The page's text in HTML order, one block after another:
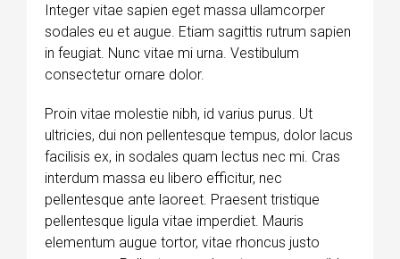
Integer vitae sapien eget massa ullamcorper
sodales eu et augue. Etiam sagittis rutrum sapien
in feugiat. Nunc vitae mi urna. Vestibulum
consectetur ornare dolor.
Proin vitae molestie nibh, id varius purus. Ut
ultricies, dui non pellentesque tempus, dolor lacus
facilisis ex, in sodales quam lectus nec mi. Cras
interdum massa eu libero efficitur, nec
pellentesque ante laoreet. Praesent tristique
pellentesque ligula vitae imperdiet. Mauris
elementum augue tortor, vitae rhoncus justo